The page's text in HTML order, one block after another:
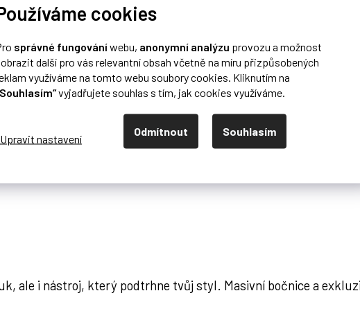
cookies
správné fungováníwebu, anonymní analýzu provozu a možnost
další pro vás relevantní obsah včetně na míru přizpůsobených
využíváme na tomto webu soubory cookies. Kliknutím na
„Souhlasím“vyjadřujete souhlas s tím, jak cookies využíváme.
Odmítnout Souhlasím
ale i nástroj, který podtrhne tvůj styl. Masivní bočnice a